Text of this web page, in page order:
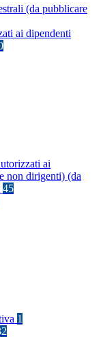
(da pubblicare
ai dipendenti
ai
non dirigenti) (da
45
1